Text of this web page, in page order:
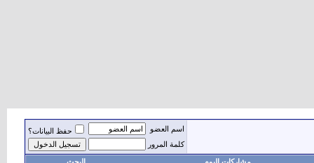
اسم العضو
حفظ البيانات؟
كلمة المرور